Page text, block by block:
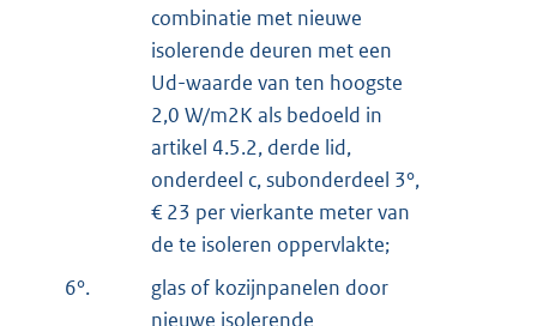
combinatie met nieuwe
isolerende deuren met een
Ud-waarde van ten hoogste
2,0 W/m2K als bedoeld in
artikel 4.5.2, derde lid,
onderdeel c, subonderdeel 3°,
€ 23 per vierkante meter van
de te isoleren oppervlakte;
6°.
glas of kozijnpanelen door
nieuwe isolerende